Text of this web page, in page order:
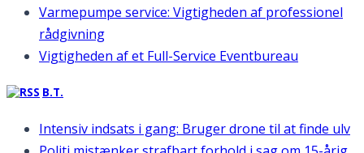
Varmepumpe service: Vigtigheden af professionel
rådgivning
Vigtigheden af et Full-Service Eventbureau
B.T.
Intensiv indsats i gang: Bruger drone til at finde ulv